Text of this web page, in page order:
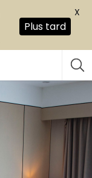
Plus tard
X